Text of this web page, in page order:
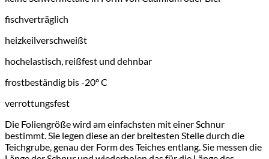
fischverträglich
heizkeilverschweißt
hochelastisch, reißfest und dehnbar
frostbeständig bis -20° C
verrottungsfest
Die Foliengröße wird am einfachsten mit einer Schnur
bestimmt. Sie legen diese an der breitesten Stelle durch die
Teichgrube, genau der Form des Teiches entlang. Sie messen die